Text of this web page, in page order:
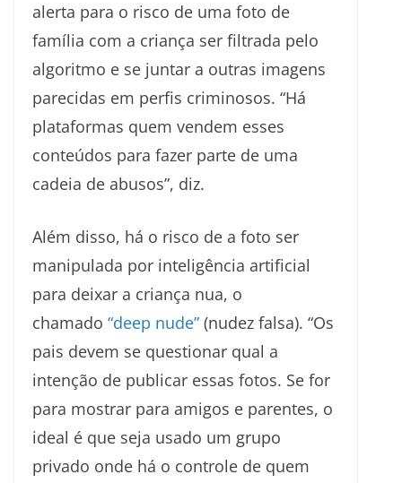
alerta para o risco de uma foto de
família com a criança ser filtrada pelo
algoritmo e se juntar a outras imagens
parecidas em perfis criminosos. “Há
plataformas quem vendem esses
conteúdos para fazer parte de uma
cadeia de abusos”, diz.
Além disso, há o risco de a foto ser
manipulada por inteligência artificial
para deixar a criança nua, o
chamado “deep nude” (nudez falsa). “Os
pais devem se questionar qual a
intenção de publicar essas fotos. Se for
para mostrar para amigos e parentes, o
ideal é que seja usado um grupo
privado onde há o controle de quem